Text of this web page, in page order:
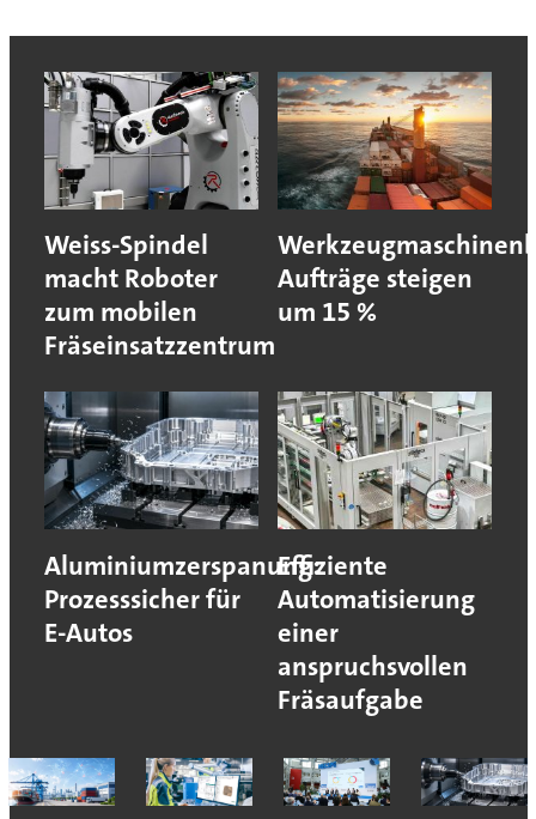
Weiss-Spindel
macht Roboter
zum mobilen
Fräseinsatzzentrum
Aufträge steigen
um 15 %
Aluminiumzerspanung:
Prozesssicher für
E-Autos
Effiziente
Automatisierung
einer
anspruchsvollen
Fräsaufgabe